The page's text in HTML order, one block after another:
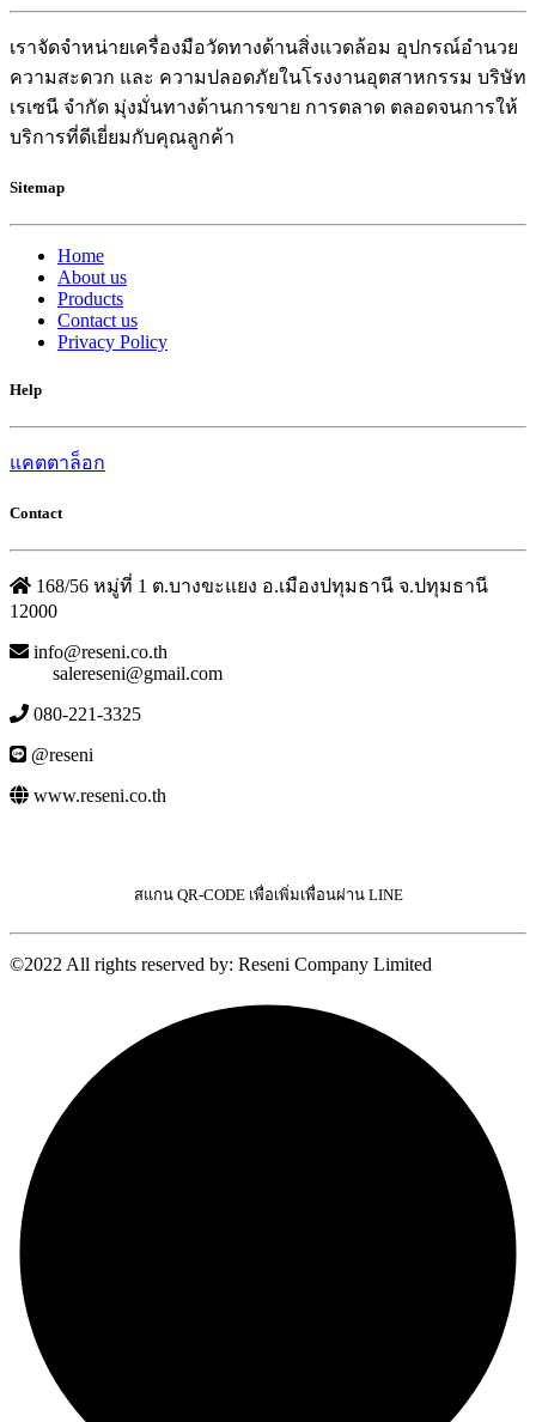
เราจัดจำหน่ายเครื่องมือวัดทางด้านสิ่งแวดล้อม อุปกรณ์อำนวย
ความสะดวก และ ความปลอดภัยในโรงงานอุตสาหกรรม บริษัท
เรเซนี จำกัด มุ่งมั่นทางด้านการขาย การตลาด ตลอดจนการให้
บริการที่ดีเยี่ยมกับคุณลูกค้า
Sitemap
Home
About us
Products
Contact us
Privacy Policy
Help
แคตตาล็อก
Contact
168/56 หมู่ที่ 1 ต.บางขะแยง อ.เมืองปทุมธานี จ.ปทุมธานี
12000
info@reseni.co.th
salereseni@gmail.com
080-221-3325
@reseni
www.reseni.co.th
สแกน QR-CODE เพื่อเพิ่มเพื่อนผ่าน LINE
©2022 All rights reserved by: Reseni Company Limited